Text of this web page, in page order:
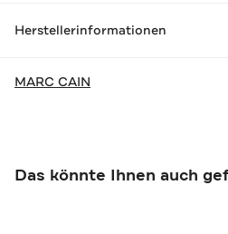
Herstellerinformationen
MARC CAIN
Das könnte Ihnen auch